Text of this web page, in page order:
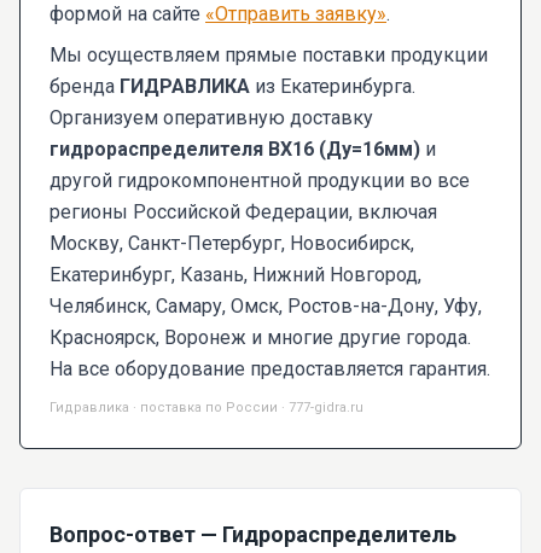
формой на сайте «Отправить заявку».
Мы осуществляем прямые поставки продукции
бренда ГИДРАВЛИКА из Екатеринбурга.
Организуем оперативную доставку
гидрораспределителя ВХ16 (Ду=16мм) и
другой гидрокомпонентной продукции во все
регионы Российской Федерации, включая
Москву, Санкт-Петербург, Новосибирск,
Екатеринбург, Казань, Нижний Новгород,
Челябинск, Самару, Омск, Ростов-на-Дону, Уфу,
Красноярск, Воронеж и многие другие города.
На все оборудование предоставляется гарантия.
Гидравлика · поставка по России · 777-gidra.ru
Вопрос-ответ — Гидрораспределитель